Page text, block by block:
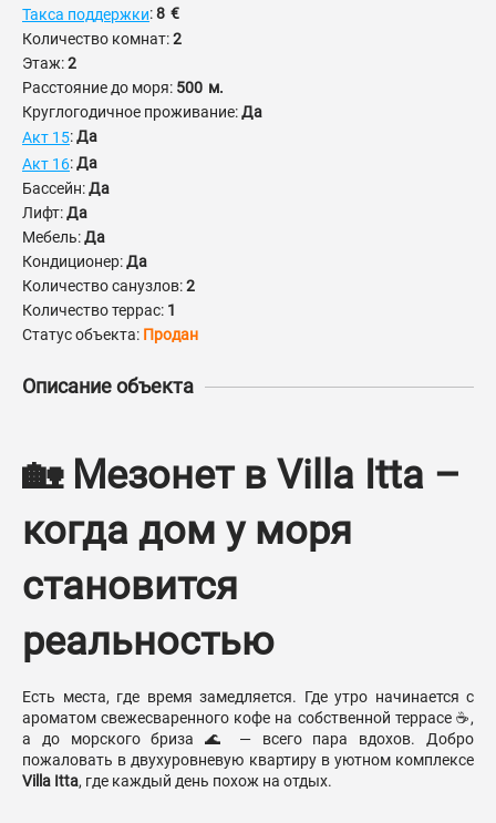
Такса поддержки:8 €
Количество комнат:2
Этаж:2
Расстояние до моря: 500 м.
Круглогодичное проживание:Да
Акт 15:Да
Акт 16:Да
Бассейн:Да
Лифт:Да
Мебель:Да
Кондиционер:Да
Количество санузлов:2
Количество террас: 1
Статус объекта: Продан
Описание объекта
🏡 Мезонет в Villa Itta –
когда дом у моря
становится
реальностью
Есть места, где время замедляется. Где утро начинается с
ароматом свежесваренного кофе на собственной террасе ☕,
а до морского бриза 🌊 — всего пара вдохов. Добро
пожаловать в двухуровневую квартиру в уютном комплексе
Villa Itta, где каждый день похож на отдых.